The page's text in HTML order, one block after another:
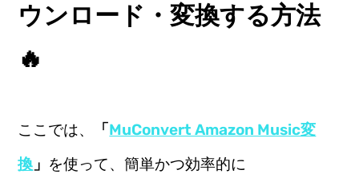
ウンロード・変換する方法
🔥
ここでは、 「MuConvert Amazon Music変
換 」 を使って、簡単かつ効率的に